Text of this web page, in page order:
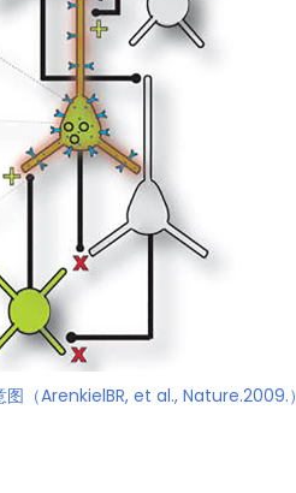
图（ArenkielBR, et al., Nature.2009.）